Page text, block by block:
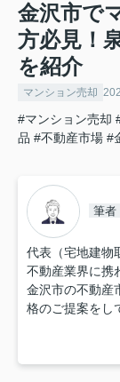
金沢市で
方必見！
を紹介
マンション売却
#マンション売却
品 #不動産市場 #
筆者
代表（宅地建物
不動産業界に携
金沢市の不動産
格のご提案をし